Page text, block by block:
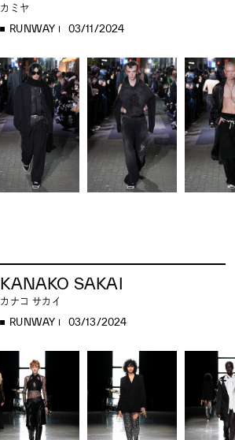
カミヤ
RUNWAY 03/11/2024
KANAKO SAKAI
カナコ サカイ
RUNWAY 03/13/2024